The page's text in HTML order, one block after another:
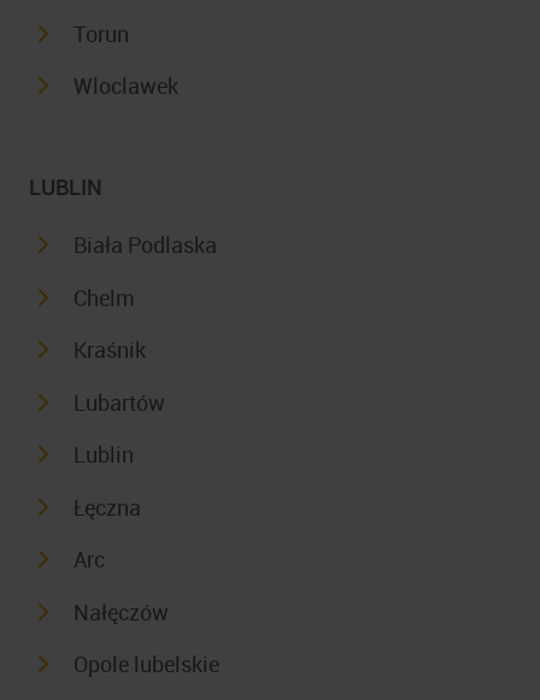
Torun
Wloclawek
LUBLIN
Biała Podlaska
Chelm
Kraśnik
Lubartów
Lublin
Łęczna
Arc
Nałęczów
Opole lubelskie